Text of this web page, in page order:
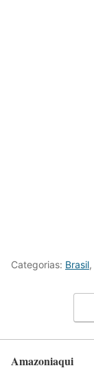
Categorias: Brasil,
Amazoniaqui